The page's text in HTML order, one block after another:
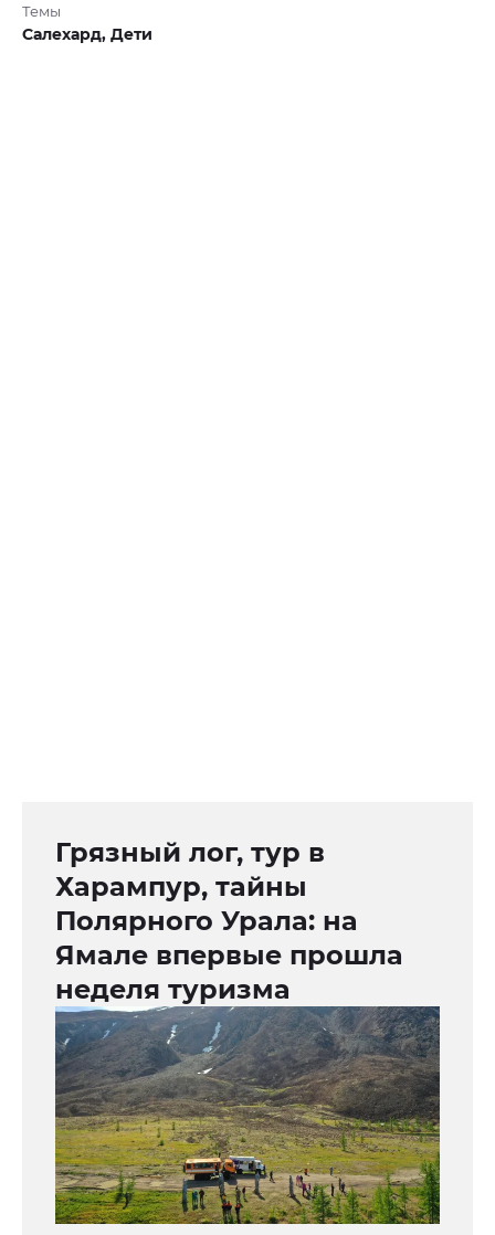
Темы
Салехард, Дети
Грязный лог, тур в
Харампур, тайны
Полярного Урала: на
Ямале впервые прошла
неделя туризма